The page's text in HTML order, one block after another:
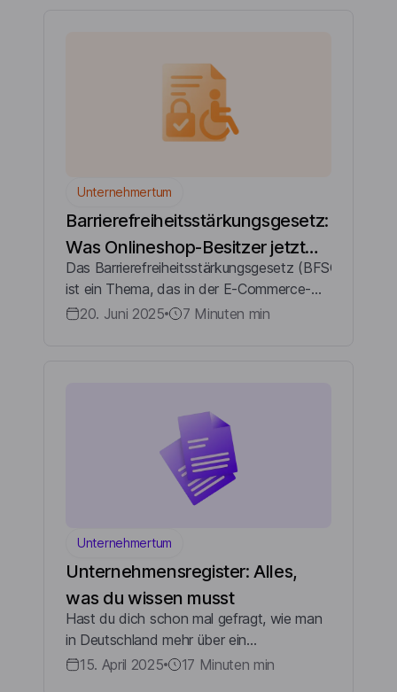
Unternehmertum
Barrierefreiheitsstärkungsgesetz:
Was Onlineshop-Besitzer jetzt
wissen müssen
Das Barrierefreiheitsstärkungsgesetz (BFSG)
ist ein Thema, das in der E-Commerce-
Branche zunehmend an Bedeutung
20. Juni 2025 7 Minuten min
Unternehmertum
Unternehmensregister: Alles,
was du wissen musst
Hast du dich schon mal gefragt, wie man
in Deutschland mehr über ein
Unternehmen herausfinden kann? Oder
15. April 2025 17 Minuten min